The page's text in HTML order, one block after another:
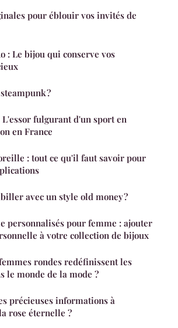
pour éblouir vos invités de
: Le bijou qui conserve vos
?
fulgurant d'un sport en
en France
: tout ce qu'il faut savoir pour
avec un style old money ?
personnalisés pour femme : ajouter
à votre collection de bijoux
rondes redéfinissent les
le monde de la mode ?
précieuses informations à
rose éternelle ?